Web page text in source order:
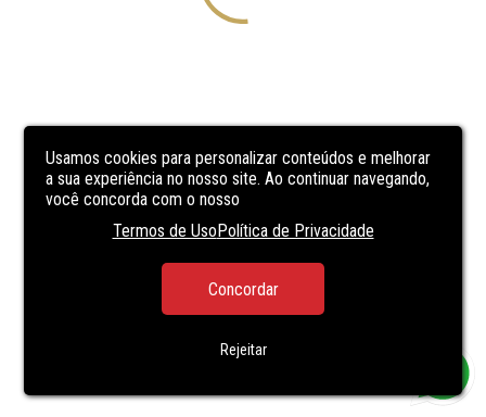
Usamos cookies para personalizar conteúdos e melhorar
a sua experiência no nosso site. Ao continuar navegando,
você concorda com o nosso
Termos de UsoPolítica de Privacidade
Concordar
Rejeitar